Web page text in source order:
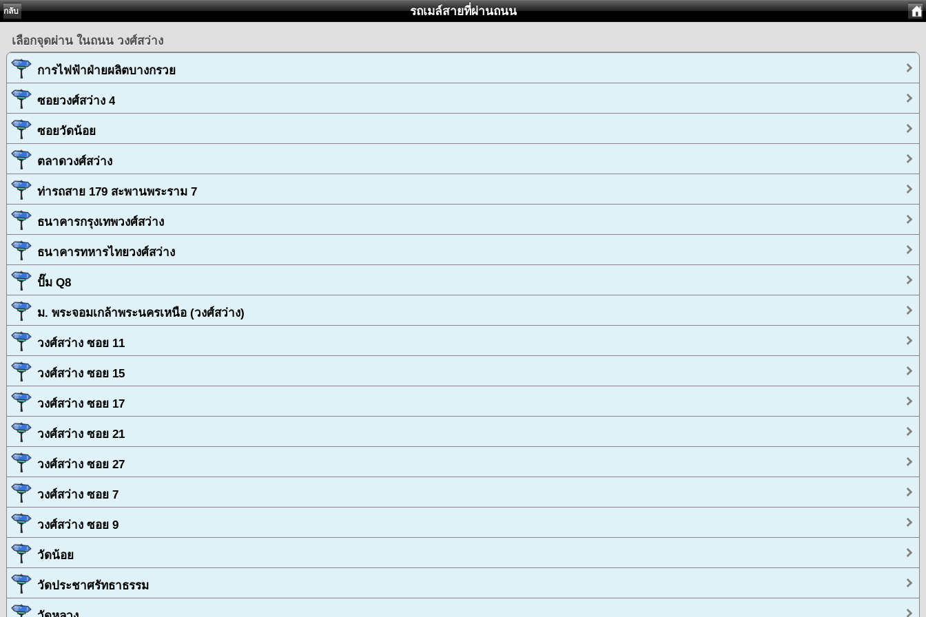
กลับ รถเมล์สายที่ผ่านถนน
เลือกจุดผ่าน ในถนน วงศ์สว่าง
การไฟฟ้าฝ่ายผลิตบางกรวย
ซอยวงศ์สว่าง 4
ซอยวัดน้อย
ตลาดวงศ์สว่าง
ท่ารถสาย 179 สะพานพระราม 7
ธนาคารกรุงเทพวงศ์สว่าง
ธนาคารทหารไทยวงศ์สว่าง
ปั๊ม Q8
ม. พระจอมเกล้าพระนครเหนือ (วงศ์สว่าง)
วงศ์สว่าง ซอย 11
วงศ์สว่าง ซอย 15
วงศ์สว่าง ซอย 17
วงศ์สว่าง ซอย 21
วงศ์สว่าง ซอย 27
วงศ์สว่าง ซอย 7
วงศ์สว่าง ซอย 9
วัดน้อย
วัดประชาศรัทธาธรรม